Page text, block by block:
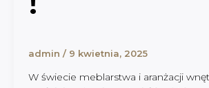
admin / 9 kwietnia, 2025
W świecie meblarstwa i aranżacji